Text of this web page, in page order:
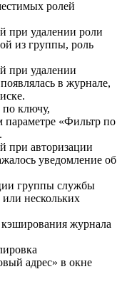
ролей
при удалении роли
из группы, роль
при удалении
в журнале,
ключу,
«Фильтр по
при авторизации
уведомление об
группы службы
или нескольких
кэширования журнала
адрес» в окне